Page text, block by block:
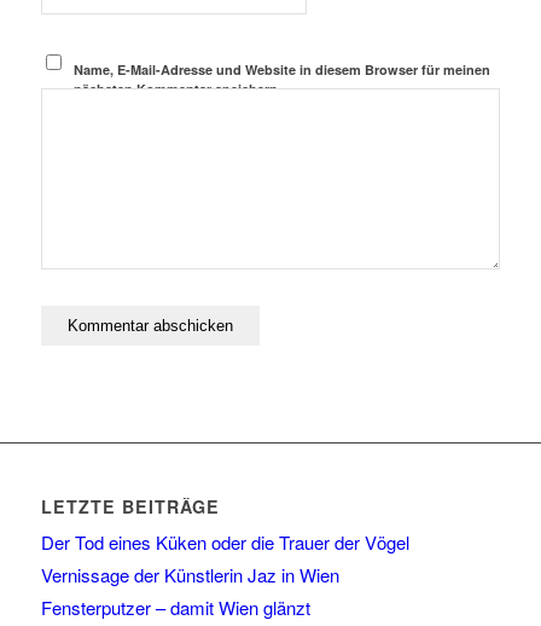
Name, E-Mail-Adresse und Website in diesem Browser für meinen
nächsten Kommentar speichern.
LETZTE BEITRÄGE
Der Tod eines Küken oder die Trauer der Vögel
Vernissage der Künstlerin Jaz in Wien
Fensterputzer – damit Wien glänzt